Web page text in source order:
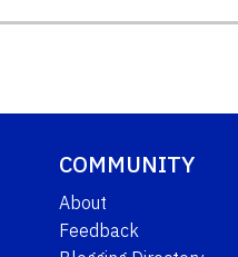
COMMUNITY
About
Feedback